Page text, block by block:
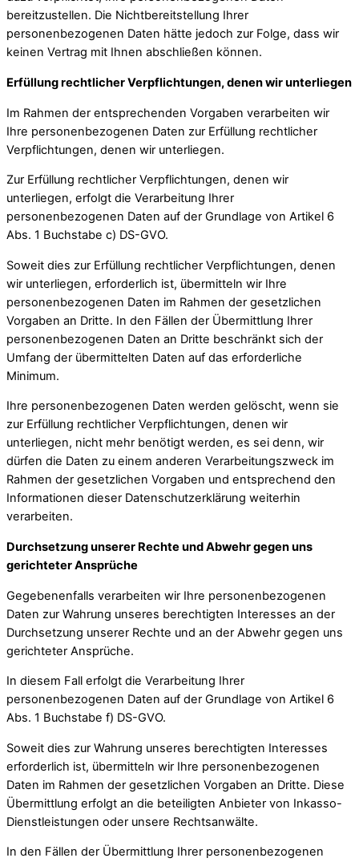
bereitzustellen. Die Nichtbereitstellung Ihrer
personenbezogenen Daten hätte jedoch zur Folge, dass wir
keinen Vertrag mit Ihnen abschließen können.
Erfüllung rechtlicher Verpflichtungen, denen wir unterliegen
Im Rahmen der entsprechenden Vorgaben verarbeiten wir
Ihre personenbezogenen Daten zur Erfüllung rechtlicher
Verpflichtungen, denen wir unterliegen.
Zur Erfüllung rechtlicher Verpflichtungen, denen wir
unterliegen, erfolgt die Verarbeitung Ihrer
personenbezogenen Daten auf der Grundlage von Artikel 6
Abs. 1 Buchstabe c) DS-GVO.
Soweit dies zur Erfüllung rechtlicher Verpflichtungen, denen
wir unterliegen, erforderlich ist, übermitteln wir Ihre
personenbezogenen Daten im Rahmen der gesetzlichen
Vorgaben an Dritte. In den Fällen der Übermittlung Ihrer
personenbezogenen Daten an Dritte beschränkt sich der
Umfang der übermittelten Daten auf das erforderliche
Minimum.
Ihre personenbezogenen Daten werden gelöscht, wenn sie
zur Erfüllung rechtlicher Verpflichtungen, denen wir
unterliegen, nicht mehr benötigt werden, es sei denn, wir
dürfen die Daten zu einem anderen Verarbeitungszweck im
Rahmen der gesetzlichen Vorgaben und entsprechend den
Informationen dieser Datenschutzerklärung weiterhin
verarbeiten.
Durchsetzung unserer Rechte und Abwehr gegen uns
gerichteter Ansprüche
Gegebenenfalls verarbeiten wir Ihre personenbezogenen
Daten zur Wahrung unseres berechtigten Interesses an der
Durchsetzung unserer Rechte und an der Abwehr gegen uns
gerichteter Ansprüche.
In diesem Fall erfolgt die Verarbeitung Ihrer
personenbezogenen Daten auf der Grundlage von Artikel 6
Abs. 1 Buchstabe f) DS-GVO.
Soweit dies zur Wahrung unseres berechtigten Interesses
erforderlich ist, übermitteln wir Ihre personenbezogenen
Daten im Rahmen der gesetzlichen Vorgaben an Dritte. Diese
Übermittlung erfolgt an die beteiligten Anbieter von Inkasso-
Dienstleistungen oder unsere Rechtsanwälte.
In den Fällen der Übermittlung Ihrer personenbezogenen